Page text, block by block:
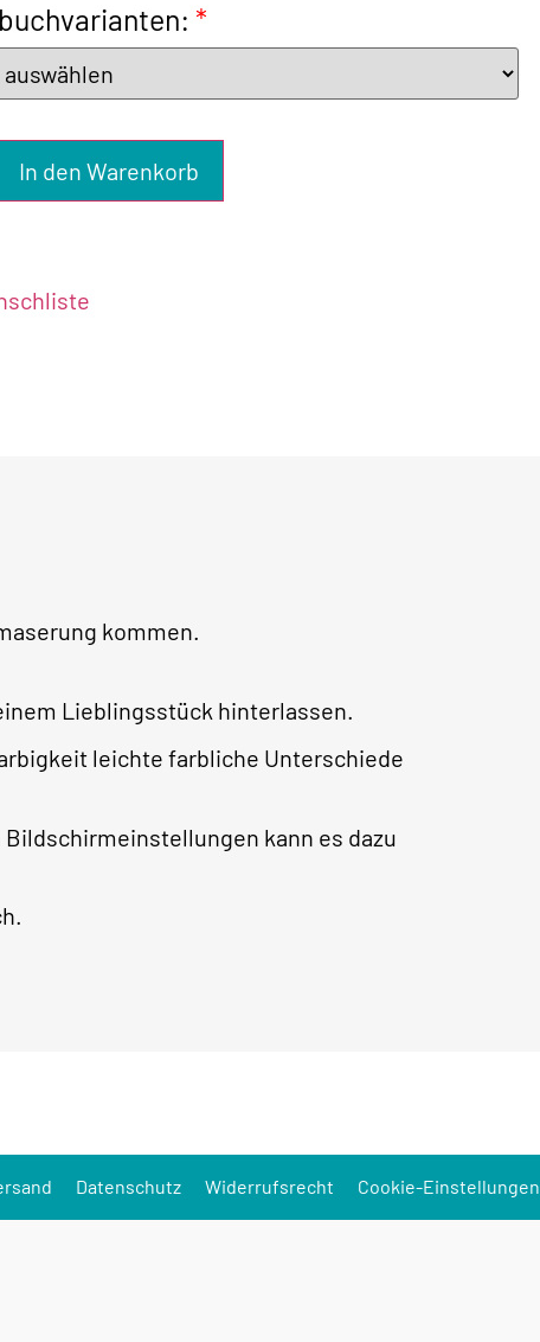
*
In den Warenkorb
kommen.
Lieblingsstück hinterlassen.
leichte farbliche Unterschiede
kann es dazu
Datenschutz Widerrufsrecht Cookie-Einstellungen